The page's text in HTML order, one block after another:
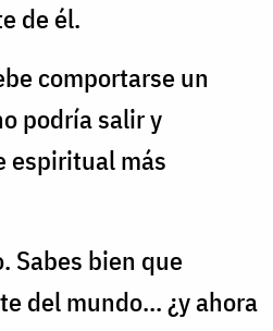
de él.
comportarse un
podría salir y
espiritual más
Sabes bien que
del mundo... ¿y ahora